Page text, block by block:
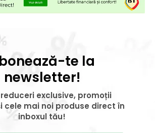
te la
newsletter!
exclusive, promoții
cele mai noi produse direct în
inboxul tău!